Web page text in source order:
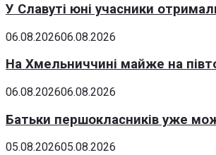
У Славуті юні учасники
06.08.202606.08.2026
На Хмельниччині майже на
06.08.202606.08.2026
Батьки першокласників уже
05.08.202605.08.2026